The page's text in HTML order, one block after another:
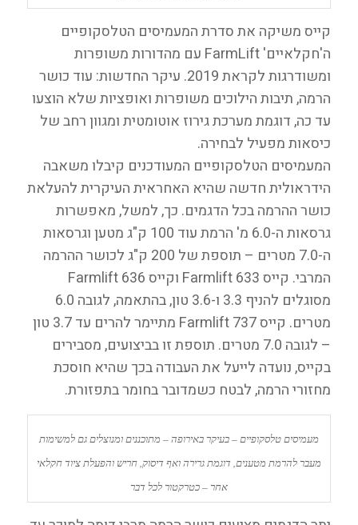
קייס משיקה את סדרת המעמיסים הטלסקופיים
ה'חקלאיים' FarmLift עם מהדורות משופרות
ומשודרגות לקראת 2019. עיקר החדשות: עוד כושר
הרמה, תיבות הילוכים משופרות ואופציות שלא הוצעו
עד כה, דוגמת מערכת גירוז אוטומטית ומגוון רחב של
כיסאות מפעיל לבחירה.
המעמיסים הטלסקופיים המעודכנים קיבלו משאבה
הידראולית חדשה שהיא האחראית העיקרית להעלאת
כושר ההרמה בכל הדגמים. כך, למשל, מאפשרות
גרסאות ה-6.0 מ' הרמת עוד 100 ק"ג מטען וגרסאות
ה-7.0 מטרים – תוספת של 200 ק"ג לכושר ההרמה
המרבי. קייס Farmlift 633 וקייס Farmlift 636
מסוגלים להניף 3.3 ו-3.6 טון, בהתאמה, לגובה 6.0
מטרים. קייס Farmlift 737 מתיימר להרים עד 3.7 טון
– לגובה 7.0 מטרים. תוספת זו בביצועים, מסבירים
בקייס, נועדה לייעל את העבודה בכך שהיא חוסכת
מחזורי הרמה, לבטח כשמדובר בחומר בתפזורת.
מעמיסים טלסקופיים – בעיקר באירופה – מתוכננים ומנוצלים גם למשימות
מעבר להרמת מטענים, דוגמת גרירה ואף דיסוק, חריש והפעלת ציוד חקלאי
אחר – כטרקטור לכל דבר